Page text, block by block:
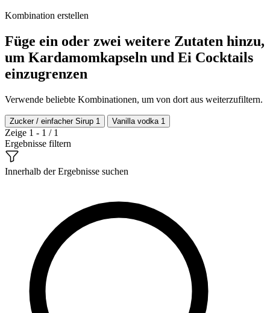
Kombination erstellen
Füge ein oder zwei weitere Zutaten hinzu,
um Kardamomkapseln und Ei Cocktails
einzugrenzen
Verwende beliebte Kombinationen, um von dort aus weiterzufiltern.
Zucker / einfacher Sirup 1 Vanilla vodka 1
Zeige 1 - 1 / 1
Ergebnisse filtern
Innerhalb der Ergebnisse suchen